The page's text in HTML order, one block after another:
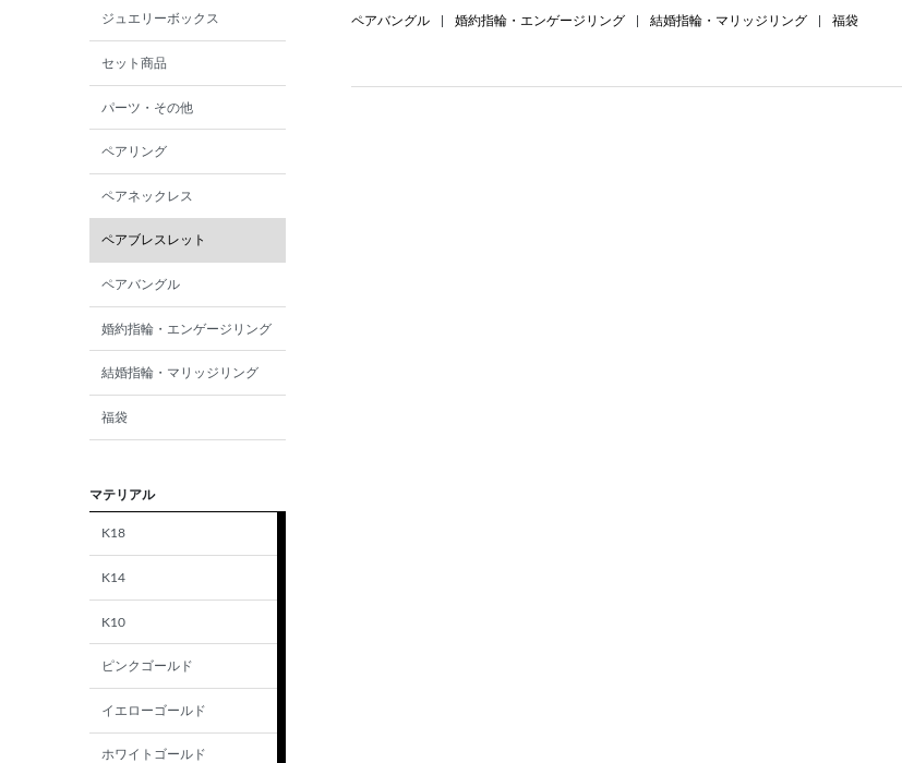
ジュエリーボックス
セット商品
パーツ・その他
ペアリング
ペアネックレス
ペアブレスレット
ペアバングル
婚約指輪・エンゲージリング
結婚指輪・マリッジリング
福袋
マテリアル
K18
K14
K10
ピンクゴールド
イエローゴールド
ホワイトゴールド
ペアバングル 婚約指輪・エンゲージリング 結婚指輪・マリッジリング 福袋